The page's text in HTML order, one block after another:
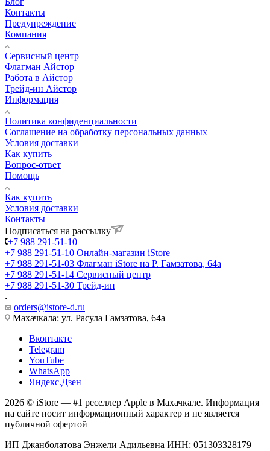
Контакты
Предупреждение
Компания
Сервисный центр
Флагман Айстор
Работа в Айстор
Трейд-ин Айстор
Информация
Политика конфиденциальности
Соглашение на обработку персональных данных
Условия доставки
Как купить
Вопрос-ответ
Помощь
Как купить
Условия доставки
Контакты
Подписаться на рассылку
+7 988 291-51-10
+7 988 291-51-10 Онлайн-магазин iStore
+7 988 291-51-03 Флагман iStore на Р. Гамзатова, 64а
+7 988 291-51-14 Сервисный центр
+7 988 291-51-30 Трейд-ин
orders@istore-d.ru
Махачкала: ул. Расула Гамзатова, 64а
Вконтакте
Telegram
YouTube
WhatsApp
Яндекс.Дзен
2026 © iStore — #1 реселлер Apple в Махачкале. Информация
на сайте носит информационный характер и не является
публичной офертой
ИП Джанболатова Энжели Адильевна ИНН: 051303328179